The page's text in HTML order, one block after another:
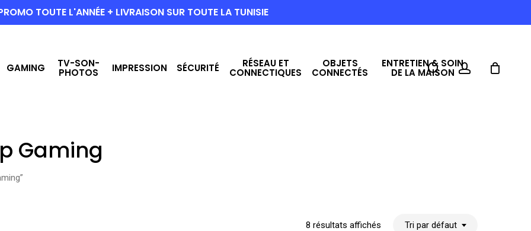
TOUTE L'ANNÉE + LIVRAISON SUR TOUTE LA TUNISIE
GAMING TV-SON-
PHOTOS IMPRESSION SÉCURITÉ RÉSEAU ET
CONNECTIQUES
OBJETS
CONNECTÉS
ENTRETIEN & SOIN
DE LA MAISONsearchaccount
Gaming
8 résultats affichés Tri par défaut